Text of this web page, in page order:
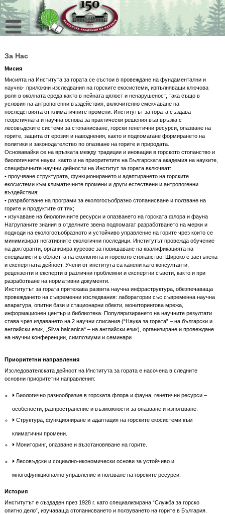
Skip
to
content
За Нас
Мисия
Мисията на Института за гората се състои в провеждане на фундаментални и
научно- приложни изследвания на горските екосистеми, изпълняващи ключова
роля в околната среда както в нейната цялост и ненарушеност, така също в
условия на антропогенни въздействия, включително смекчаване на
последствията от климатичните промени. Институтът за гората създава
теоретичната и научна основа за практически решения във връзка с
лесовъдските системи за стопанисване, горски генетични ресурси, опазване на
горите, защита от ерозия и наводнения, както и подпомагане формирането на
политики и законодателство по опазване на горите и природата.
Основавайки се на връзката между традиции и иновации в горското стопанство и
биологичните науки, както и на приоритетите на Българската академия на науките,
специфичните научни дейности на Институт за гората включват:
• проучване структурата, функционирането и адаптирането на горските
екосистеми към климатичните промени и други естествени и антропогенни
въздействия;
• разработване на програми за екологосъобразно стопанисване и ползване на
горите и продуктите от тях;
• изучаване на биологичните ресурси и опазването на горската флора и фауна
Натрупаните знания в отделните звена подпомагат разработването на мерки и
подходи на екологосъобразното и устойчиво управление на горите чрез които се
минимизират негативните екологични последици. Институтът провежда обучение
на докторанти, организира курсове за повишаване на квалификацията на
специалисти в областта на екологията и горското стопанство. Широко е застъпена
и експертната дейност. Учени от института са канени като консултанти,
рецензенти и експерти в различни проблемни и експертни съвети, както и при
разработване на нормативни документи.
Институтът за гората притежава развита научна инфраструктура, обезпечаваща
провеждането на съвременни изследвания: лаборатории със съвременна научна
апаратура, опитни бази и стационарни обекти, мониторингова мрежа,
информационен център и библиотека. Популяризирането на научните резултати
става чрез издаването на 2 научни списания (“Наука за гората” – на български и
английски език, „Silvа balcanica“ – на английски език), организиране и провеждане
на научни конференции, симпозиуми и семинари.
Приоритетни направления
Изследователската дейност на Института за гората е насочена в следните
основни приоритетни направления:
Биологично разнообразие в горската флора и фауна, генетични ресурси –
особености, разпространение и възможности за опазване и използване.
Структура, функциониране и адаптация на горските екосистеми към
климатични промени.
Мониторинг, опазване и възстановяване на горите.
Лесовъдски и социално-икономически основи за устойчиво и
многофункционално управление и ползване на горските ресурси.
История
Институтът е създаден през 1928 г. като специализирана “Служба за горско
опитно дело”, изучаваща стопанисването и ползуването на горите в България.